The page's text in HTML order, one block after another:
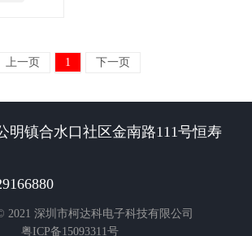
上一页 1 下一页
明镇合水口社区金南路111号恒寿
2021 深圳市柯达科电子科技有限公司
粤ICP备15093311号